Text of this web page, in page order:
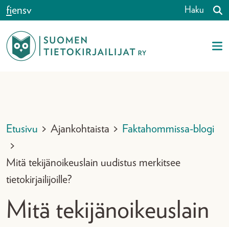
Siirry sisältöön
fiensv Haku
Etusivu > Ajankohtaista > Faktahommissa-blogi
>
Mitä tekijänoikeuslain uudistus merkitsee
tietokirjailijoille?
Mitä tekijänoikeuslain